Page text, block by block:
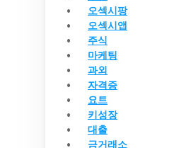
오섹시팡
오섹시앱
주식
마케팅
과외
자격증
요트
키성장
대출
금거래소